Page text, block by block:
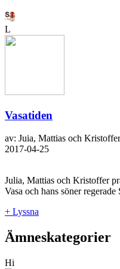
L
Vasatiden
av: Juia, Mattias och Kristoffer
2017-04-25
Julia, Mattias och Kristoffer
Vasa och hans söner regerade
+ Lyssna
Ämneskategorier
Hi